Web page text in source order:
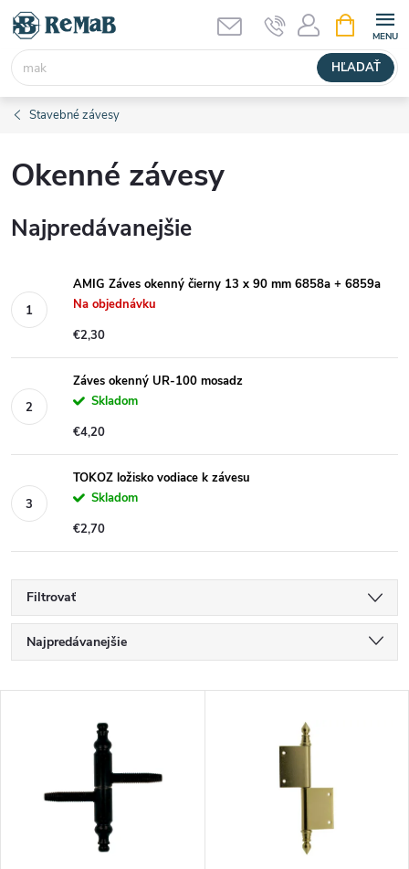
Prejsť
obsah
HĽADAŤ
KOŠÍK
Stavebné závesy
Okenné závesy
Najpredávanejšie
AMIG Záves okenný čierny 13 x 90 mm 6858a + 6859a
Na objednávku
€2,30
Záves okenný UR-100 mosadz
Skladom
€4,20
TOKOZ ložisko vodiace k závesu
Skladom
€2,70
Filtrovať
R
a
Najpredávanejšie